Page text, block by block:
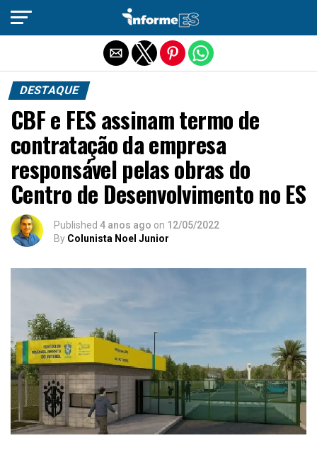
DESTAQUE
CBF e FES assinam termo de
contratação da empresa
responsável pelas obras do
Centro de Desenvolvimento no ES
Published 4 anos ago on 12/05/2022
By Colunista Noel Junior
Sair da versão mobile